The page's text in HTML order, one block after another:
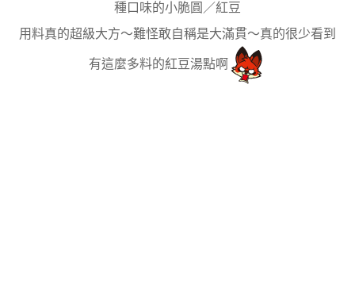
種口味的小脆圓／紅豆
用料真的超級大方～難怪敢自稱是大滿貫～真的很少看到
有這麼多料的紅豆湯點啊